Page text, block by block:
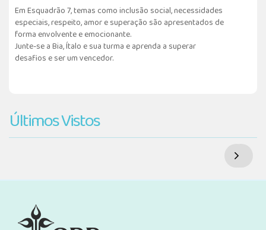
Em Esquadrão 7, temas como inclusão social, necessidades
especiais, respeito, amor e superação são apresentados de
forma envolvente e emocionante.
Junte-se a Bia, Ítalo e sua turma e aprenda a superar
desafios e ser um vencedor.
Últimos Vistos